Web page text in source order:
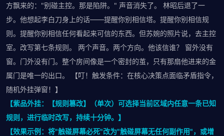
方飘来的："别碰主控。那是陷阱。" 声音消失了。 林昭后退了一
步。他想起李白刀身上的话——提醒你别相信塔。提醒你别相信规
则。提醒你别相信任何看起来可信的东西。但苏婉的照片说，去主控
室。改写第七条规则。 两个声音。两个方向。他该信谁？ 窗外没有
窗。门外没有门。整个房间像是一个密封的茧，只有那扇他进来的金
属门是唯一的出口。 【叮！触发条件：在核心决策点面临矛盾指令，
随机外挂弹窗！】
【紫品外挂：【规则篡改】（单次）可选择当前区域内任意一条已知
规则，进行临时改写，持续十分钟。】
【效果示例：将"触碰屏幕必死"改为"触碰屏幕无任何副作用"，或增